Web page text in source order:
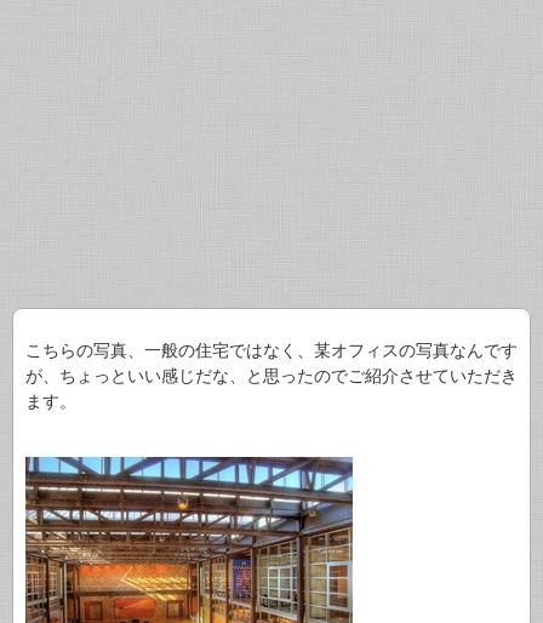
こちらの写真、一般の住宅ではなく、某オフィスの写真なんです
が、ちょっといい感じだな、と思ったのでご紹介させていただき
ます。